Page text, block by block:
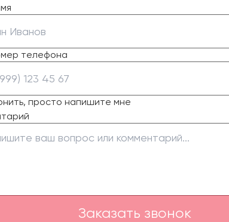
телефона
просто напишите мне
Заказать звонок